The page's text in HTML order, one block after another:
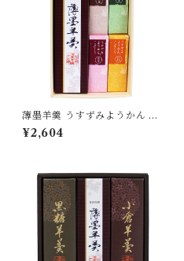
薄墨羊羹 うすずみようかん 小
棹 一口ようかん こざくら 詰合
せ セット 【送料無料】 [yoka
¥2,604